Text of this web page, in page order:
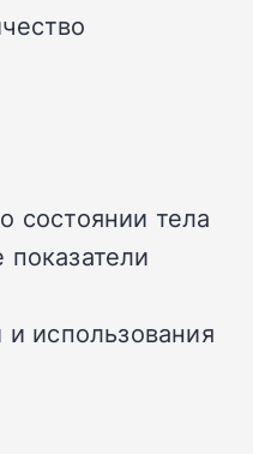
состоянии тела
и использования